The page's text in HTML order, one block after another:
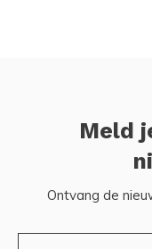
Meld
Ontvang de